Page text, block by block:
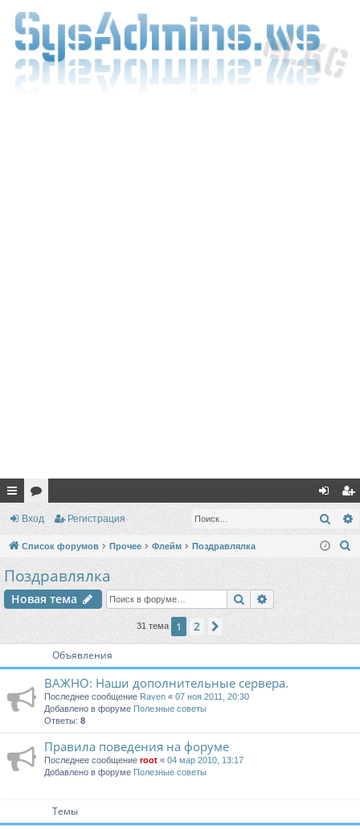
с
ы
и
ор хо
д
ег
ис
Вход Регистрация
Список форумов Прочее Флейм Поздравлялка
Поздравлялка
Новая тема Поиск
31 тема 1 2
Объявления
ВАЖНО: Наши дополнительные сервера.
Последнее сообщение Raven « 07 ноя 2011, 20:30
Добавлено в форуме Полезные советы
Ответы: 8
Правила поведения на форуме
Последнее сообщение root « 04 мар 2010, 13:17
Добавлено в форуме Полезные советы
Темы